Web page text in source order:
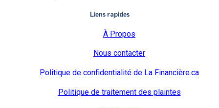
Liens rapides
À Propos
Nous contacter
Politique de confidentialité de La Financière.ca
Politique de traitement des plaintes